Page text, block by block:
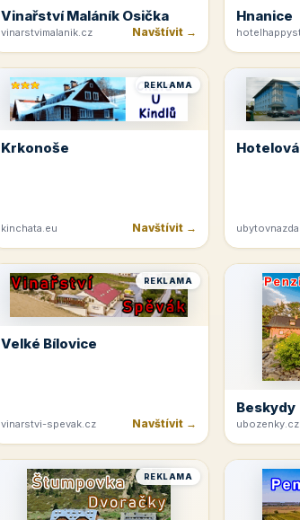
Vinařství Maláník Osička
vinarstvimalanik.cz Navštívit →
Hnanice
REKLAMA
Krkonoše
kinchata.eu Navštívit →
REKLAMA
Velké Bílovice
vinarstvi-spevak.cz Navštívit →
Beskydy
ubozenky.cz
REKLAMA